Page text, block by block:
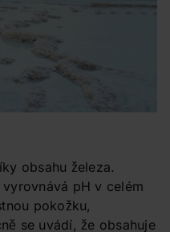
obsahu železa.
pH v celém
pokožku,
se uvádí, že obsahuje